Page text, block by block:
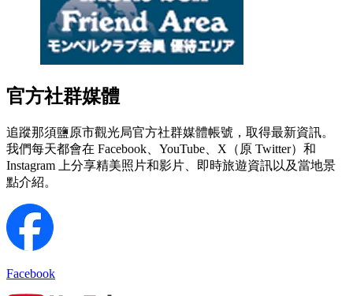
官方社群媒體
追蹤那須鹽原市觀光局官方社群媒體帳號，取得最新資訊。
我們每天都會在 Facebook、YouTube、X（原 Twitter）和
Instagram 上分享精美照片和影片、即時旅遊資訊以及當地景
點介紹。
Facebook